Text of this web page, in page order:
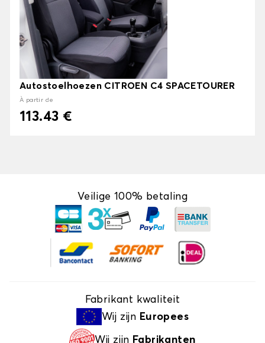
Autostoelhoezen CITROEN C4 SPACETOURER
À partir de
113.43 €
Veilige 100% betaling
Fabrikant kwaliteit
Wij zijn Europees
Wij zijn Fabrikanten